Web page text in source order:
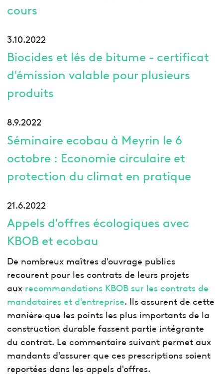
cours
3.10.2022
Biocides et lés de bitume - certificat
d'émission valable pour plusieurs
produits
8.9.2022
Séminaire ecobau à Meyrin le 6
octobre : Economie circulaire et
protection du climat en pratique
21.6.2022
Appels d'offres écologiques avec
KBOB et ecobau
De nombreux maîtres d'ouvrage publics
recourent pour les contrats de leurs projets
aux recommandations KBOB sur les contrats de
mandataires et d'entreprise. Ils assurent de cette
manière que les points les plus importants de la
construction durable fassent partie intégrante
du contrat. Le commentaire suivant permet aux
mandants d'assurer que ces prescriptions soient
reportées dans les appels d'offres.